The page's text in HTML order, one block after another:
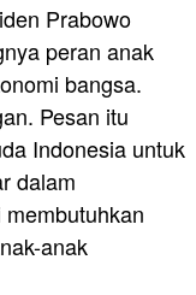
Prabowo
peran anak
bangsa.
Pesan itu
Indonesia untuk
dalam
anak